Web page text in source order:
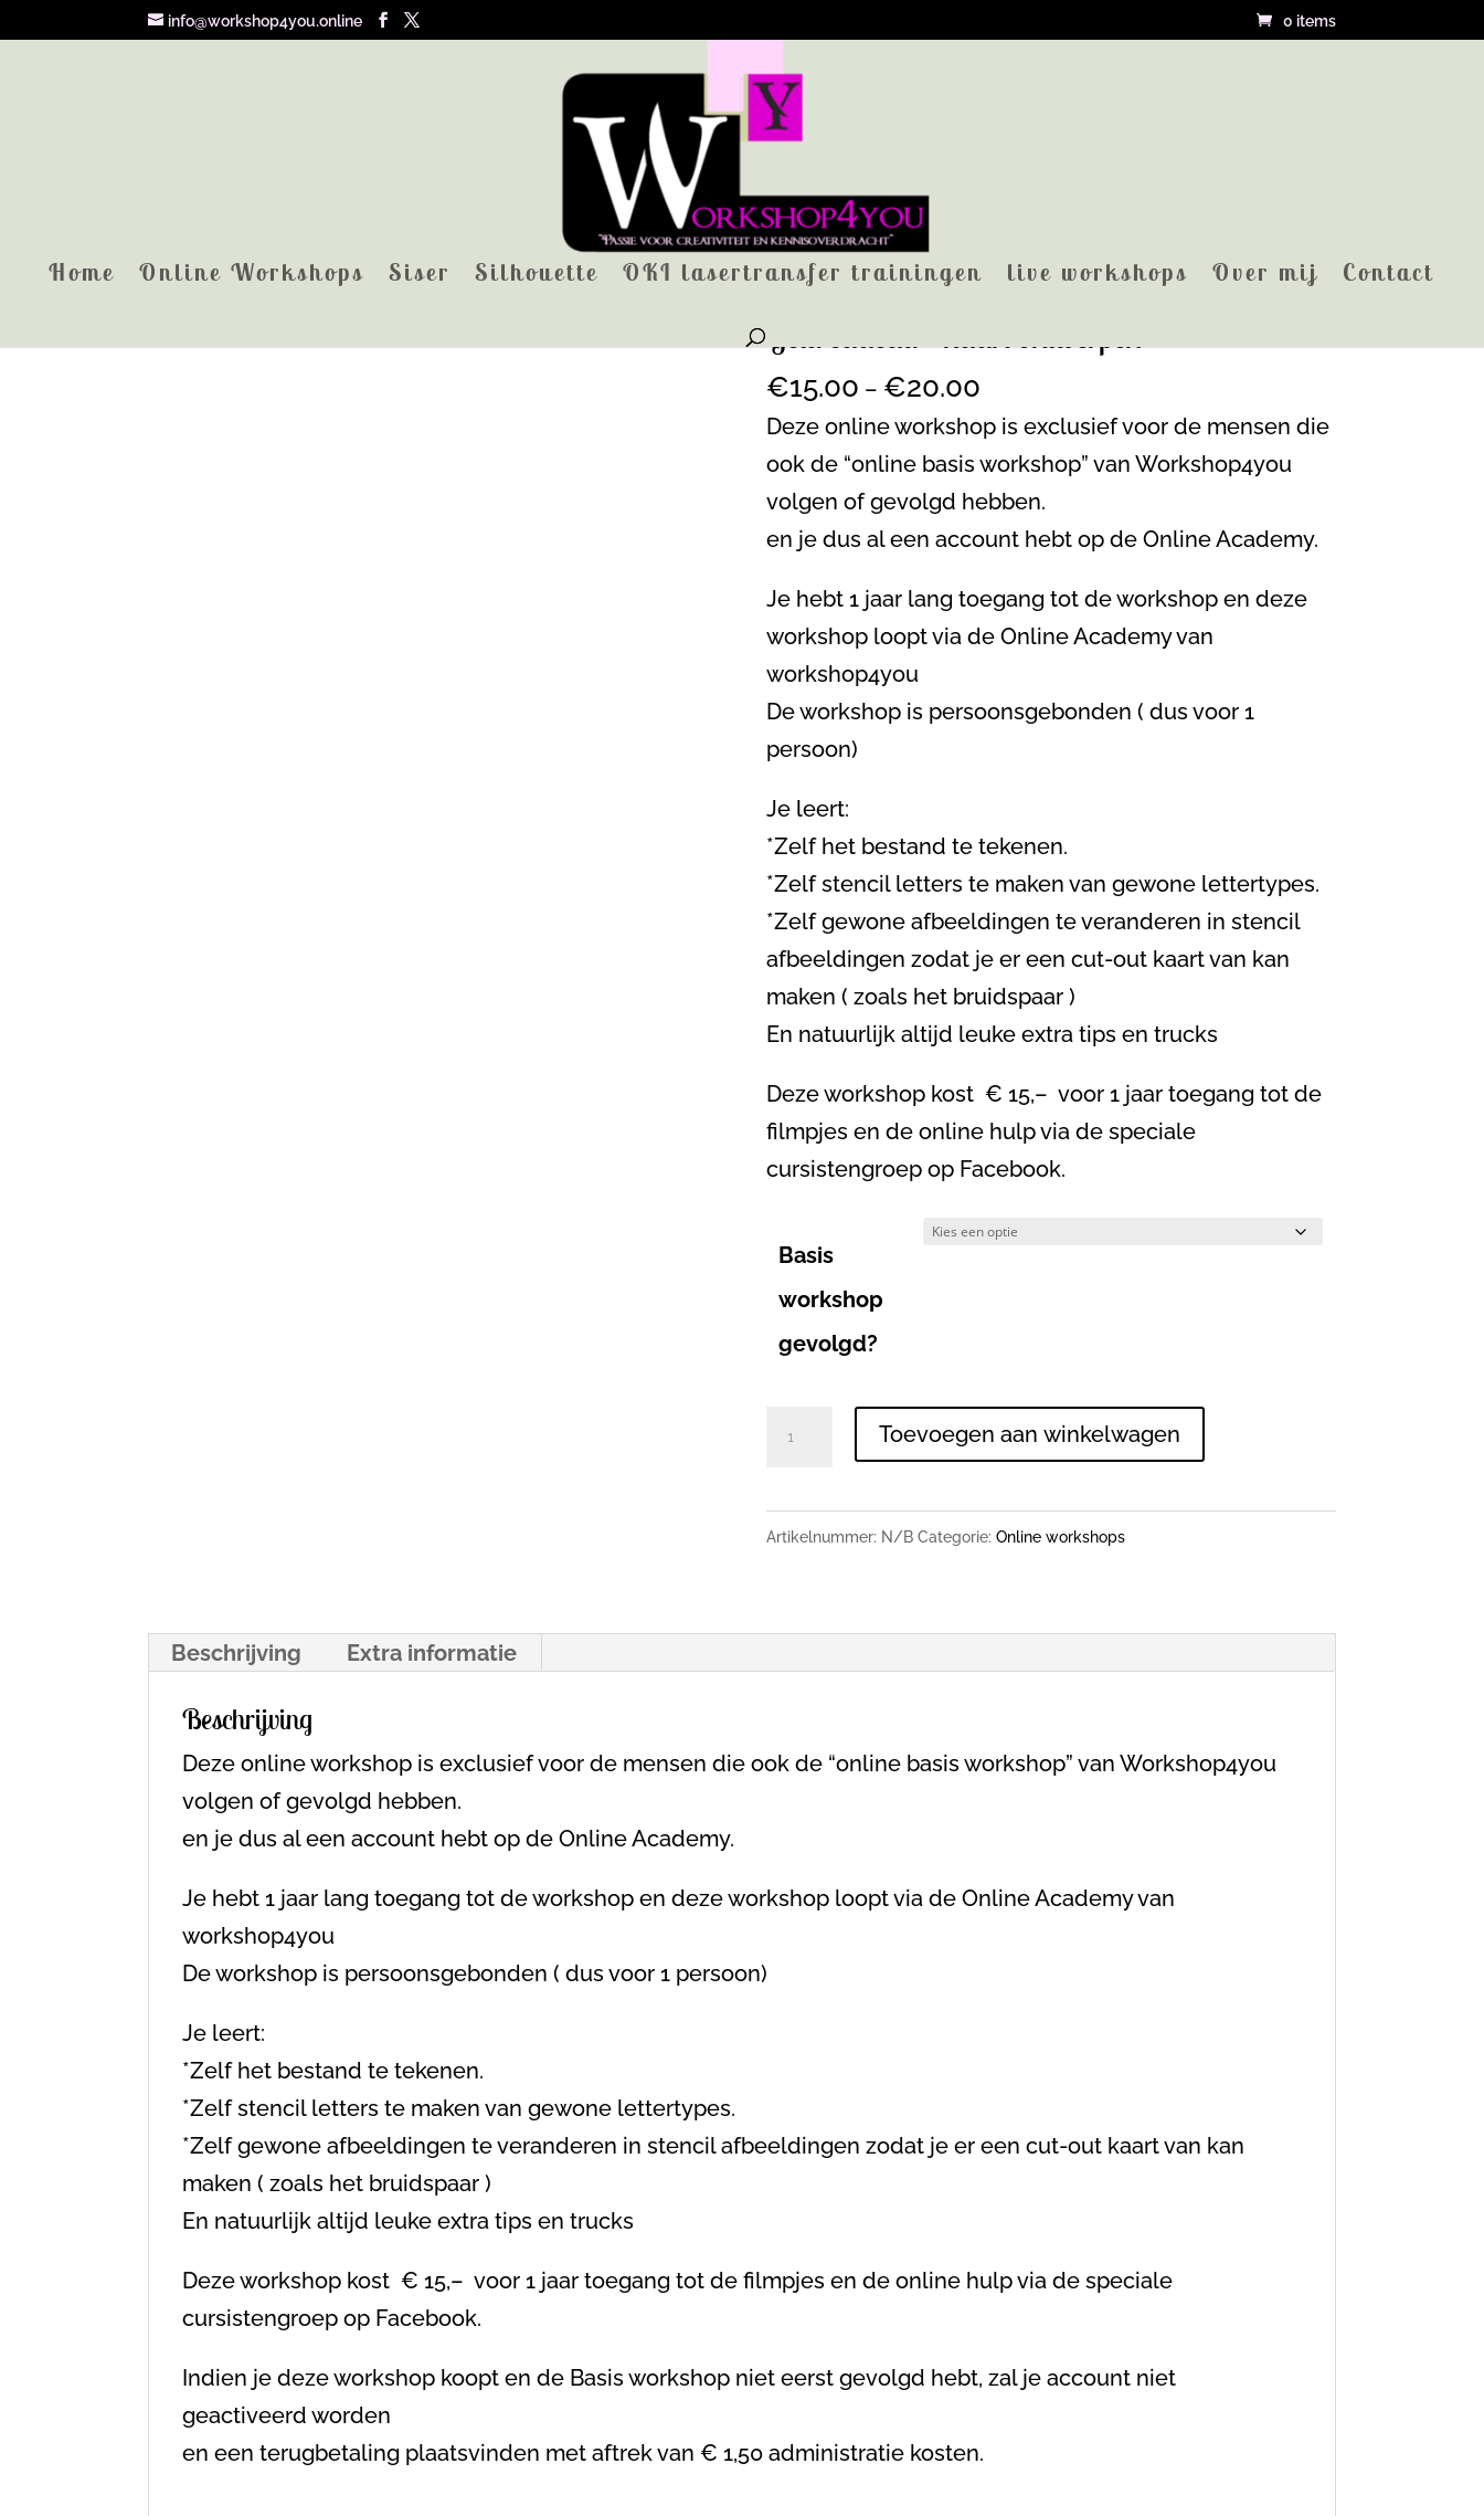
info@workshop4you.online 0 items
Home Online Workshops Siser Silhouette OKI lasertransfer trainingen live workshops Over mij Contact
Home/Online workshops/ Geld cadeau – kaart ontwerpen
Geld cadeau – kaart ontwerpen
€15.00 – €20.00
Deze online workshop is exclusief voor de mensen die
ook de “online basis workshop” van Workshop4you
volgen of gevolgd hebben.
en je dus al een account hebt op de Online Academy.
Je hebt 1 jaar lang toegang tot de workshop en deze
workshop loopt via de Online Academy van
workshop4you
De workshop is persoonsgebonden ( dus voor 1
persoon)
Je leert:
*Zelf het bestand te tekenen.
*Zelf stencil letters te maken van gewone lettertypes.
*Zelf gewone afbeeldingen te veranderen in stencil
afbeeldingen zodat je er een cut-out kaart van kan
maken ( zoals het bruidspaar )
En natuurlijk altijd leuke extra tips en trucks
Deze workshop kost € 15,– voor 1 jaar toegang tot de
filmpjes en de online hulp via de speciale
cursistengroep op Facebook.
Basis
workshop
gevolgd?
kaart
Toevoegen aan winkelwagen
Artikelnummer: N/B Categorie: Online workshops
Beschrijving Extra informatie
Beschrijving
Deze online workshop is exclusief voor de mensen die ook de “online basis workshop” van Workshop4you
volgen of gevolgd hebben.
en je dus al een account hebt op de Online Academy.
Je hebt 1 jaar lang toegang tot de workshop en deze workshop loopt via de Online Academy van
workshop4you
De workshop is persoonsgebonden ( dus voor 1 persoon)
Je leert:
*Zelf het bestand te tekenen.
*Zelf stencil letters te maken van gewone lettertypes.
*Zelf gewone afbeeldingen te veranderen in stencil afbeeldingen zodat je er een cut-out kaart van kan
maken ( zoals het bruidspaar )
En natuurlijk altijd leuke extra tips en trucks
Deze workshop kost € 15,– voor 1 jaar toegang tot de filmpjes en de online hulp via de speciale
cursistengroep op Facebook.
Indien je deze workshop koopt en de Basis workshop niet eerst gevolgd hebt, zal je account niet
geactiveerd worden
en een terugbetaling plaatsvinden met aftrek van € 1,50 administratie kosten.